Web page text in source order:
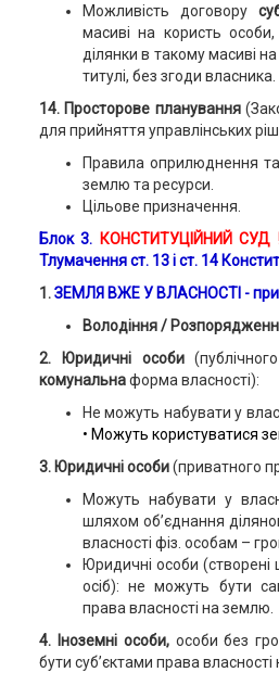
Можливість договору
масиві на користь
ділянки в такому масиві
титулі, без згоди власника.
14. Просторове планування
для прийняття управлінських
Правила оприлюднення та
землю та ресурси.
Цільове призначення.
Блок 3. КОНСТИТУЦІЙНИЙ СУД
Тлумачення ст. 13 і ст. 14
1.ЗЕМЛЯ ВЖЕ У ВЛАСНОСТІ -
Володіння /
2. Юридичні особи
комунальнаформа власності):
Не можуть набувати у
• Можуть користуватися
3. Юридичні особи(приватного
Можуть набувати у
шляхом об’єднання
власності фіз. особам –
Юридичні особи (створені
осіб): не можуть бути
права власності на землю.
4. Іноземні особи, особи без
бути суб’єктами права